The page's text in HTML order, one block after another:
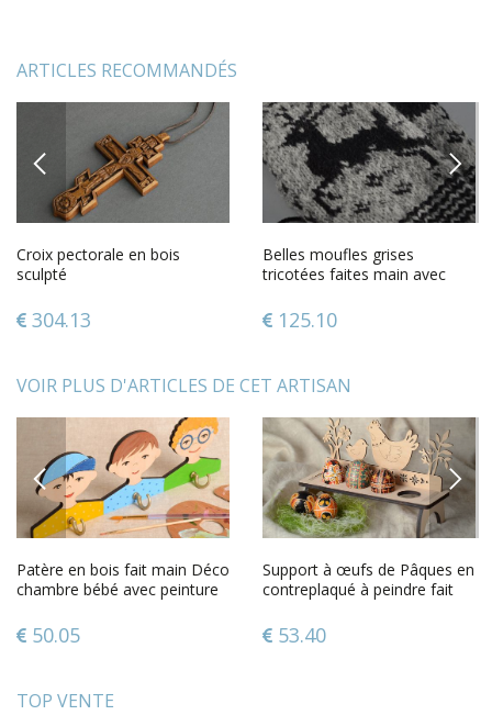
ARTICLES RECOMMANDÉS
PREVIOUS
Croix pectorale en bois
sculpté
304.13
Belles moufles grises
tricotées faites main avec
femme
125.10
NEXT
VOIR PLUS D'ARTICLES DE CET ARTISAN
PREVIOUS
Patère en bois fait main Déco
chambre bébé avec peinture
50.05
Support à œufs de Pâques en
contreplaqué à peindre fait
53.40
NEXT
TOP VENTE